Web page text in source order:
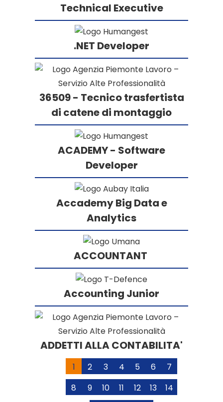
Technical Executive
.NET Developer
36509 - Tecnico trasfertista
di catene di montaggio
ACADEMY - Software
Developer
Accademy Big Data e
Analytics
ACCOUNTANT
Accounting Junior
ADDETTI ALLA CONTABILITA'
1 2 3 4 5 6
7
8
9 10 11 12 13
14